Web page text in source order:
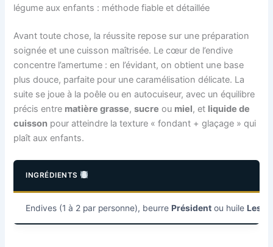
légume aux enfants : méthode fiable et détaillée
Avant toute chose, la réussite repose sur une préparation
soignée et une cuisson maîtrisée. Le cœur de l’endive
concentre l’amertume : en l’évidant, on obtient une base
plus douce, parfaite pour une caramélisation délicate. La
suite se joue à la poêle ou en autocuiseur, avec un équilibre
précis entre matière grasse,sucre ou miel, et liquide de
cuisson pour atteindre la texture « fondant + glaçage » qui
plaît aux enfants.
INGRÉDIENTS
Endives (1 à 2 par personne), beurre Président ou huile